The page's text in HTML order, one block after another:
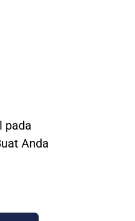
pada
Anda